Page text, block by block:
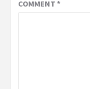
COMMENT *